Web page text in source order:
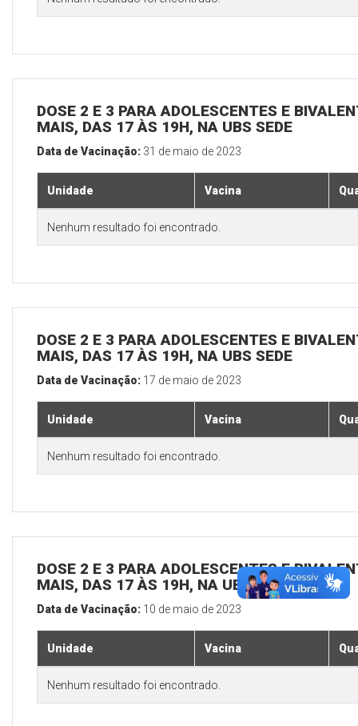
DOSE 2 E 3 PARA ADOLESCENTES E
MAIS, DAS 17 ÀS 19H, NA UBS SEDE
Data de Vacinação: 31 de maio de 2023
Unidade Vacina
Nenhum resultado foi encontrado.
DOSE 2 E 3 PARA ADOLESCENTES E
MAIS, DAS 17 ÀS 19H, NA UBS SEDE
Data de Vacinação: 17 de maio de 2023
Unidade Vacina
Nenhum resultado foi encontrado.
DOSE 2 E 3 PARA ADOLESCENTES E
MAIS, DAS 17 ÀS 19H, NA UBS SEDE
Data de Vacinação: 10 de maio de 2023
Unidade Vacina
Nenhum resultado foi encontrado.